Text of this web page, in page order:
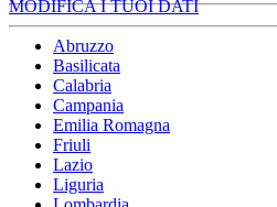
MODIFICA I TUOI DATI
Abruzzo
Basilicata
Calabria
Campania
Emilia Romagna
Friuli
Lazio
Liguria